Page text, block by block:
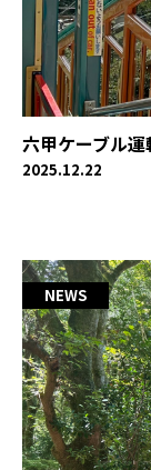
六甲ケーブル
2025.12.22
NEWS